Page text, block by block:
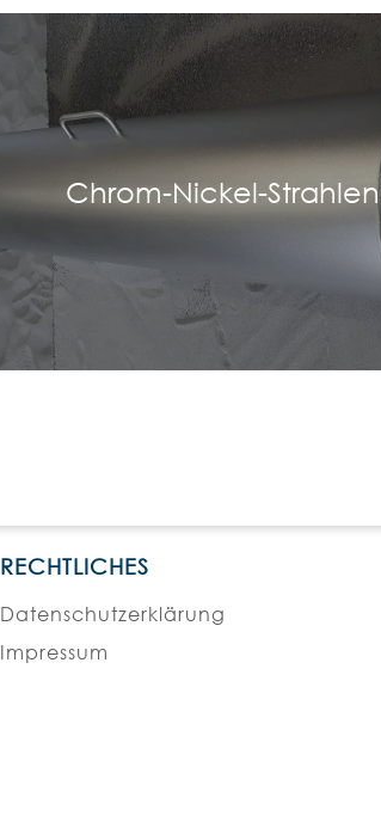
Chrom-Nickel-Strahlen
RECHTLICHES
Datenschutzerklärung
Impressum